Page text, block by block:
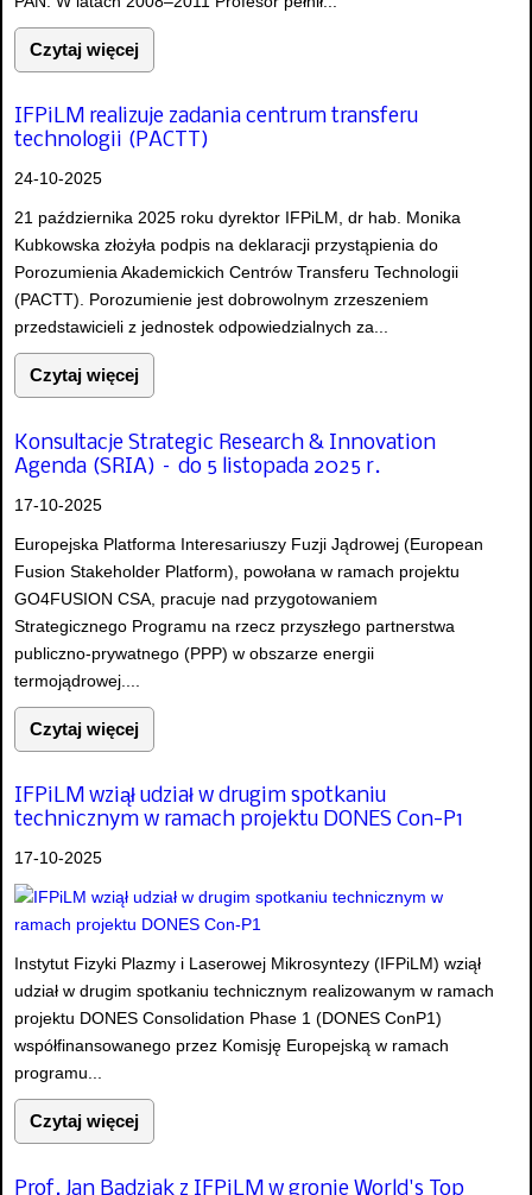
Czytaj więcej
IFPiLM realizuje zadania centrum transferu
technologii (PACTT)
24-10-2025
21 października 2025 roku dyrektor IFPiLM, dr hab. Monika
Kubkowska złożyła podpis na deklaracji przystąpienia do
Porozumienia Akademickich Centrów Transferu Technologii
(PACTT). Porozumienie jest dobrowolnym zrzeszeniem
przedstawicieli z jednostek odpowiedzialnych za...
Czytaj więcej
Konsultacje Strategic Research & Innovation
Agenda (SRIA) – do 5 listopada 2025 r.
17-10-2025
Europejska Platforma Interesariuszy Fuzji Jądrowej (European
Fusion Stakeholder Platform), powołana w ramach projektu
GO4FUSION CSA, pracuje nad przygotowaniem
Strategicznego Programu na rzecz przyszłego partnerstwa
publiczno-prywatnego (PPP) w obszarze energii
termojądrowej....
Czytaj więcej
IFPiLM wziął udział w drugim spotkaniu
technicznym w ramach projektu DONES Con-P1
17-10-2025
Instytut Fizyki Plazmy i Laserowej Mikrosyntezy (IFPiLM) wziął
udział w drugim spotkaniu technicznym realizowanym w ramach
projektu DONES Consolidation Phase 1 (DONES ConP1)
współfinansowanego przez Komisję Europejską w ramach
programu...
Czytaj więcej
Prof. Jan Badziak z IFPiLM w gronie World's Top